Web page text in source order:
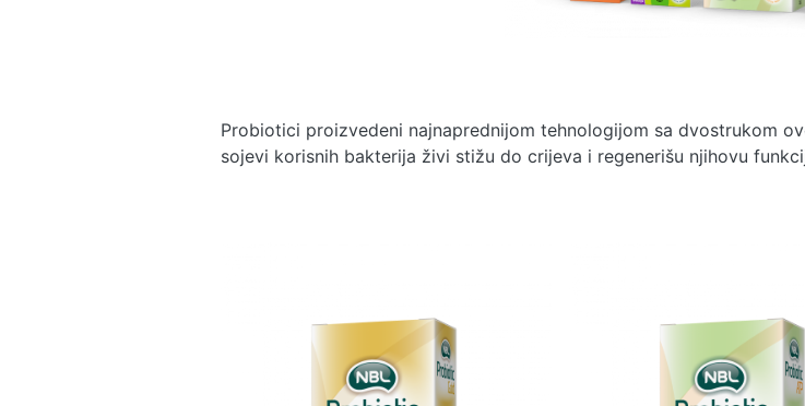
Probiotici proizvedeni najnaprednijom tehnologijom sa dvostrukom
sojevi korisnih bakterija živi stižu do crijeva i regenerišu njihovu